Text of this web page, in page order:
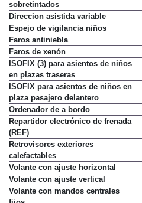
sobretintados
Direccion asistida variable
Espejo de vigilancia niños
Faros antiniebla
Faros de xenón
ISOFIX (3) para asientos de niños
en plazas traseras
ISOFIX para asientos de niños en
plaza pasajero delantero
Ordenador de a bordo
Repartidor electrónico de frenada
(REF)
Retrovisores exteriores
calefactables
Volante con ajuste horizontal
Volante con ajuste vertical
Volante con mandos centrales